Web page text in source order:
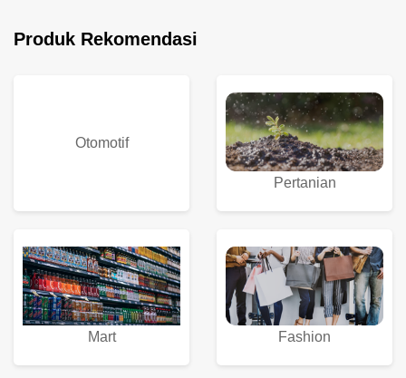
Produk Rekomendasi
Otomotif
Pertanian
Mart Fashion